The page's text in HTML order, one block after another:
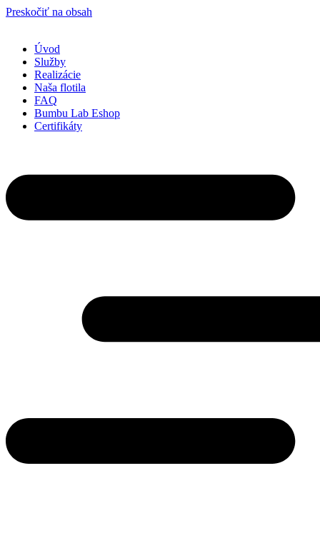
Preskočiť na obsah
Úvod
Služby
Realizácie
Naša flotila
FAQ
Bumbu Lab Eshop
Certifikáty